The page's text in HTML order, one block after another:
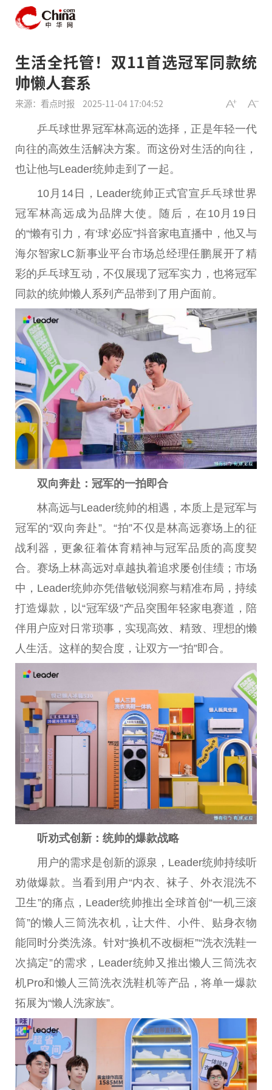
生活全托管！双11首选冠军同款统
帅懒人套系
来源：看点时报 2025-11-04 17:04:52
乒乓球世界冠军林高远的选择，正是年轻一代
向往的高效生活解决方案。而这份对生活的向往，
也让他与Leader统帅走到了一起。
10月14日，Leader统帅正式官宣乒乓球世界
冠军林高远成为品牌大使。随后，在10月19日
的“懒有引力，有‘球’必应”抖音家电直播中，他又与
海尔智家LC新事业平台市场总经理任鹏展开了精
彩的乒乓球互动，不仅展现了冠军实力，也将冠军
同款的统帅懒人系列产品带到了用户面前。
双向奔赴：冠军的一拍即合
林高远与Leader统帅的相遇，本质上是冠军与
冠军的“双向奔赴”。“拍”不仅是林高远赛场上的征
战利器，更象征着体育精神与冠军品质的高度契
合。赛场上林高远对卓越执着追求屡创佳绩；市场
中，Leader统帅亦凭借敏锐洞察与精准布局，持续
打造爆款，以“冠军级”产品突围年轻家电赛道，陪
伴用户应对日常琐事，实现高效、精致、理想的懒
人生活。这样的契合度，让双方一“拍”即合。
听劝式创新：统帅的爆款战略
用户的需求是创新的源泉，Leader统帅持续听
劝做爆款。当看到用户“内衣、袜子、外衣混洗不
卫生”的痛点，Leader统帅推出全球首创“一机三滚
筒”的懒人三筒洗衣机，让大件、小件、贴身衣物
能同时分类洗涤。针对“换机不改橱柜”“洗衣洗鞋一
次搞定”的需求，Leader统帅又推出懒人三筒洗衣
机Pro和懒人三筒洗衣洗鞋机等产品，将单一爆款
拓展为“懒人洗家族”。